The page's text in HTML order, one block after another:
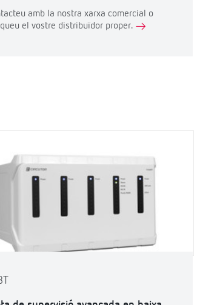
amb la nostra xarxa comercial o
el vostre distribuïdor proper.